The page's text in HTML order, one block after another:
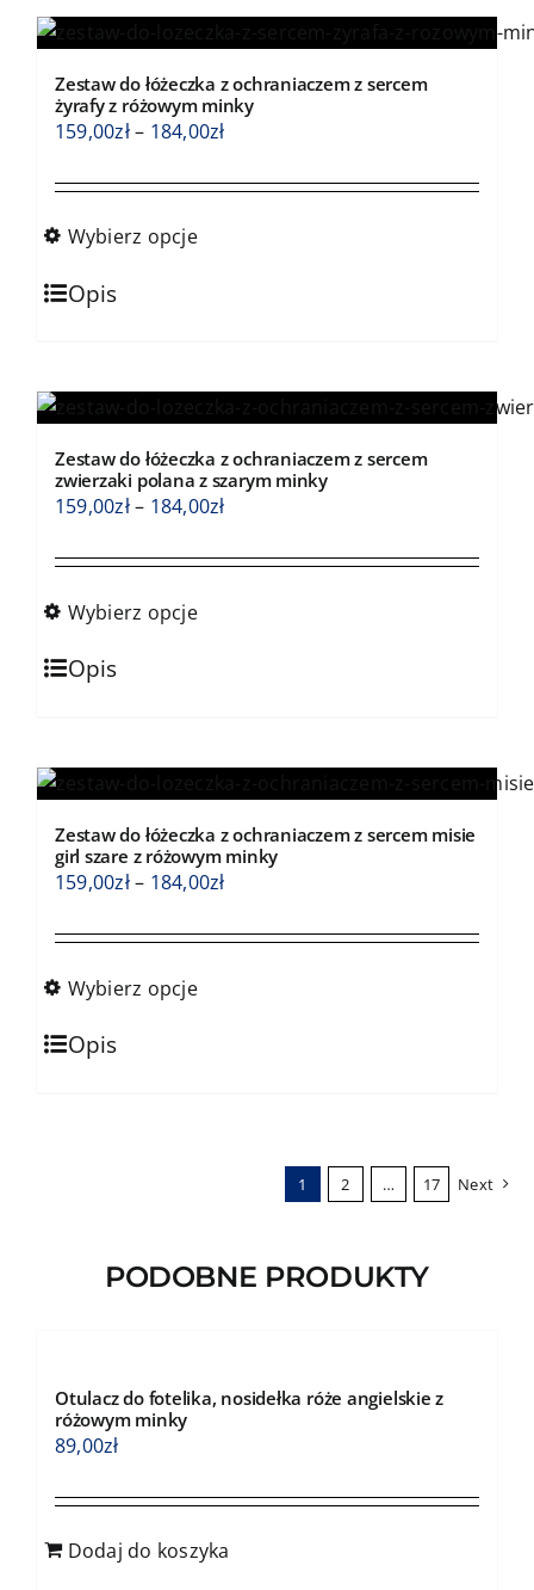
wariantów.
można
wybrać
stronie
produktu
Zestaw do łóżeczka z ochraniaczem z sercem
żyrafy z różowym minky
159,00zł– 184,00złZakres
od
Wybierz opcje
Ten
produkt
wariantów.
można
wybrać
stronie
produktu
Opis
Zestaw do łóżeczka z ochraniaczem z sercem
zwierzaki polana z szarym minky
159,00zł– 184,00złZakres
od
Wybierz opcje
Ten
produkt
wariantów.
można
wybrać
stronie
produktu
Opis
Zestaw do łóżeczka z ochraniaczem z sercem misie
girl szare z różowym minky
159,00zł– 184,00złZakres
od
Wybierz opcje
Ten
produkt
Opis
1 2 … 17 Next
PODOBNE PRODUKTY
Otulacz do fotelika, nosidełka róże angielskie z
różowym minky
89,00zł
Dodaj do koszyka